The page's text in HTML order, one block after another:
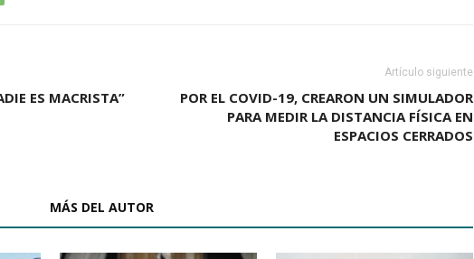
ES MACRISTA”
Artículo siguiente
POR EL COVID-19, CREARON UN SIMULADOR
PARA MEDIR LA DISTANCIA FÍSICA EN
ESPACIOS CERRADOS
MÁS DEL AUTOR